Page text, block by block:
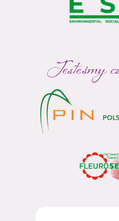
Jesteśmy